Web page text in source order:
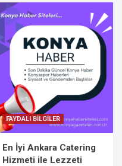
FAYDALI BİLGİLER
En İyi Ankara Catering
Hizmeti ile Lezzeti